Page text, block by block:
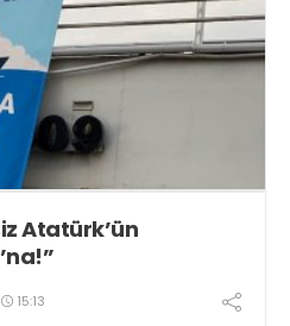
Atatürk’ün
15:13